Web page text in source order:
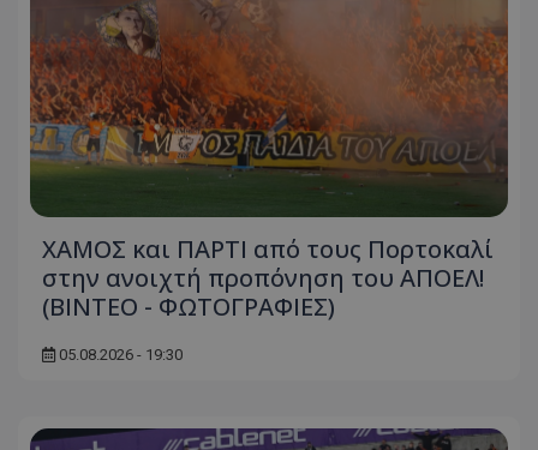
ΧΑΜΟΣ και ΠΑΡΤΙ από τους Πορτοκαλί
στην ανοιχτή προπόνηση του ΑΠΟΕΛ!
(ΒΙΝΤΕΟ - ΦΩΤΟΓΡΑΦΙΕΣ)
05.08.2026 - 19:30